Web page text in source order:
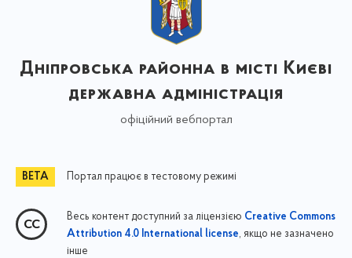
Дніпровська районна в місті Києві
державна адміністрація
офіційний вебпортал
Портал працює в тестовому режимі
Весь контент доступний за ліцензією Creative Commons
Attribution 4.0 International license, якщо не зазначено
інше